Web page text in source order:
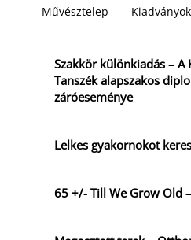
Művésztelep
Kiadványok
Szakkör különkiadás –
Tanszék alapszakos
záróeseménye
Lelkes gyakornokot
65 +/- Till We Grow Old